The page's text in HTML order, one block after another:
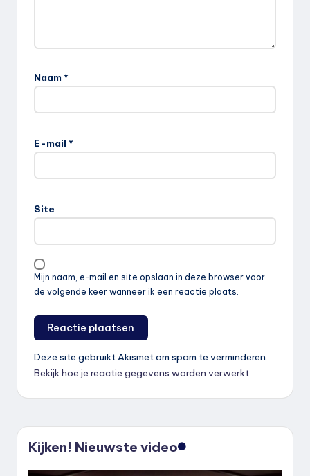
Naam *
E-mail *
Site
Mijn naam, e-mail en site opslaan in deze browser voor
de volgende keer wanneer ik een reactie plaats.
Deze site gebruikt Akismet om spam te verminderen.
Bekijk hoe je reactie gegevens worden verwerkt.
Kijken! Nieuwste video